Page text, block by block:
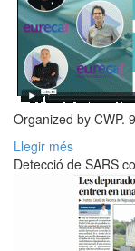
Organized by CWP.
Llegir més
Detecció de SARS